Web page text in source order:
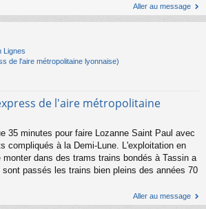
Aller au message
Lignes
de l'aire métropolitaine lyonnaise)
de l'aire métropolitaine
35 minutes pour faire Lozanne Saint Paul avec
compliqués à la Demi-Lune. L'exploitation en
dans des trams trains bondés à Tassin a
passés les trains bien pleins des années 70
Aller au message